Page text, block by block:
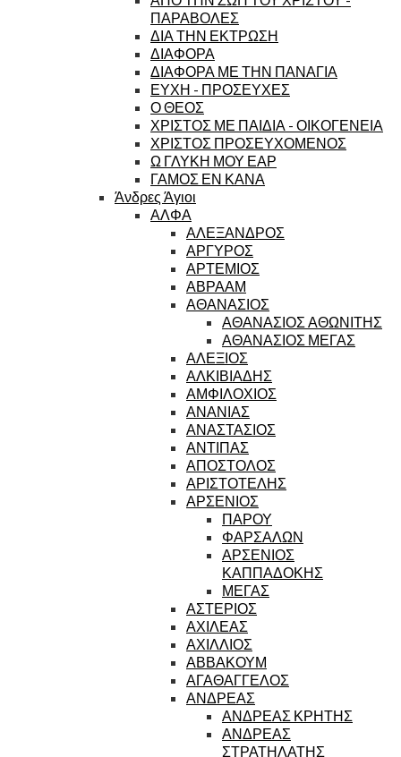
ΠΑΡΑΒΟΛΕΣ
ΔΙΑ ΤΗΝ ΕΚΤΡΩΣΗ
ΔΙΑΦΟΡΑ
ΔΙΑΦΟΡΑ ΜΕ ΤΗΝ ΠΑΝΑΓΙΑ
ΕΥΧΗ - ΠΡΟΣΕΥΧΕΣ
Ο ΘΕΟΣ
ΧΡΙΣΤΟΣ ΜΕ ΠΑΙΔΙΑ - ΟΙΚΟΓΕΝΕΙΑ
ΧΡΙΣΤΟΣ ΠΡΟΣΕΥΧΟΜΕΝΟΣ
Ω ΓΛΥΚΗ ΜΟΥ ΕΑΡ
ΓΑΜΟΣ ΕΝ ΚΑΝΑ
Άνδρες Άγιοι
ΑΛΦΑ
ΑΛΕΞΑΝΔΡΟΣ
ΑΡΓΥΡΟΣ
ΑΡΤΕΜΙΟΣ
ΑΒΡΑΑΜ
ΑΘΑΝΑΣΙΟΣ
ΑΘΑΝΑΣΙΟΣ ΑΘΩΝΙΤΗΣ
ΑΘΑΝΑΣΙΟΣ ΜΕΓΑΣ
ΑΛΕΞΙΟΣ
ΑΛΚΙΒΙΑΔΗΣ
ΑΜΦΙΛΟΧΙΟΣ
ΑΝΑΝΙΑΣ
ΑΝΑΣΤΑΣΙΟΣ
ΑΝΤΙΠΑΣ
ΑΠΟΣΤΟΛΟΣ
ΑΡΙΣΤΟΤΕΛΗΣ
ΑΡΣΕΝΙΟΣ
ΠΑΡΟΥ
ΦΑΡΣΑΛΩΝ
ΑΡΣΕΝΙΟΣ
ΚΑΠΠΑΔΟΚΗΣ
ΜΕΓΑΣ
ΑΣΤΕΡΙΟΣ
ΑΧΙΛΕΑΣ
ΑΧΙΛΛΙΟΣ
ΑΒΒΑΚΟΥΜ
ΑΓΑΘΑΓΓΕΛΟΣ
ΑΝΔΡΕΑΣ
ΑΝΔΡΕΑΣ ΚΡΗΤΗΣ
ΑΝΔΡΕΑΣ
ΣΤΡΑΤΗΛΑΤΗΣ